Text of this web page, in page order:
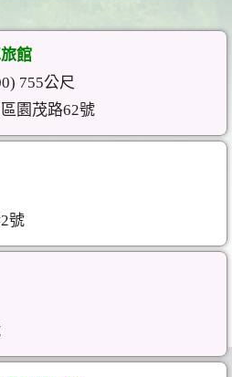
館
755公尺
園茂路62號
號